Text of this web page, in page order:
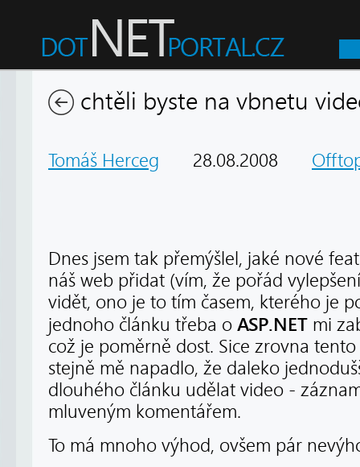
chtěli byste na vbnetu
Tomáš Herceg 28.08.2008
Dnes jsem tak přemýšlel, jaké nové
náš web přidat (vím, že pořád
vidět, ono je to tím časem, kterého je
jednoho článku třeba o ASP.NET mi
což je poměrně dost. Sice zrovna
stejně mě napadlo, že daleko
dlouhého článku udělat video -
mluveným komentářem.
To má mnoho výhod, ovšem pár